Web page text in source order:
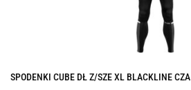
SPODENKI CUBE DŁ Z/SZE XL BLACKLINE CZA